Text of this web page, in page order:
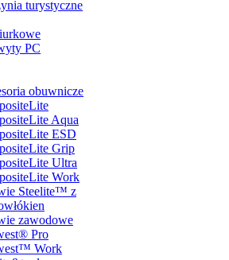
turystyczne
PC
obuwnicze
Aqua
ESD
Grip
Ultra
Work
Steelite™ z
zawodowe
Pro
Work